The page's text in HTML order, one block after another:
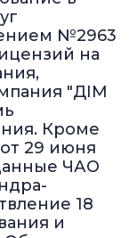
№2963
на
"ДІМ
Кроме
29 июня
ЧАО
18
и